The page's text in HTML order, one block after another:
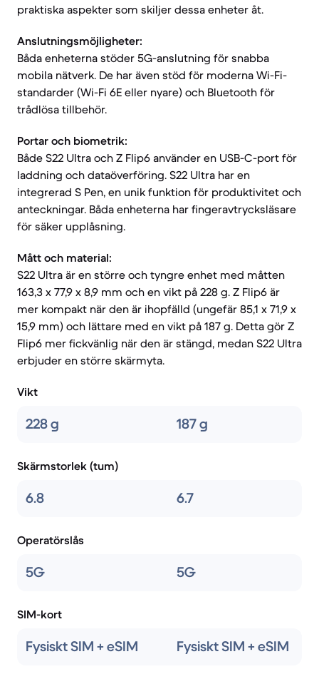
praktiska aspekter som skiljer dessa enheter åt.
Anslutningsmöjligheter:
Båda enheterna stöder 5G-anslutning för snabba
mobila nätverk. De har även stöd för moderna Wi-Fi-
standarder (Wi-Fi 6E eller nyare) och Bluetooth för
trådlösa tillbehör.
Portar och biometrik:
Både S22 Ultra och Z Flip6 använder en USB-C-port för
laddning och dataöverföring. S22 Ultra har en
integrerad S Pen, en unik funktion för produktivitet och
anteckningar. Båda enheterna har fingeravtrycksläsare
för säker upplåsning.
Mått och material:
S22 Ultra är en större och tyngre enhet med måtten
163,3 x 77,9 x 8,9 mm och en vikt på 228 g. Z Flip6 är
mer kompakt när den är ihopfälld (ungefär 85,1 x 71,9 x
15,9 mm) och lättare med en vikt på 187 g. Detta gör Z
Flip6 mer fickvänlig när den är stängd, medan S22 Ultra
erbjuder en större skärmyta.
Vikt
228 g 187 g
Skärmstorlek (tum)
6.8 6.7
Operatörslås
5G 5G
SIM-kort
Fysiskt SIM + eSIM Fysiskt SIM + eSIM